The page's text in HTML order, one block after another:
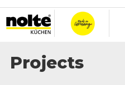
Projects